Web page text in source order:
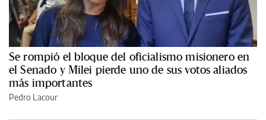
Se rompió el bloque del oficialismo misionero en
el Senado y Milei pierde uno de sus votos aliados
más importantes
Pedro Lacour